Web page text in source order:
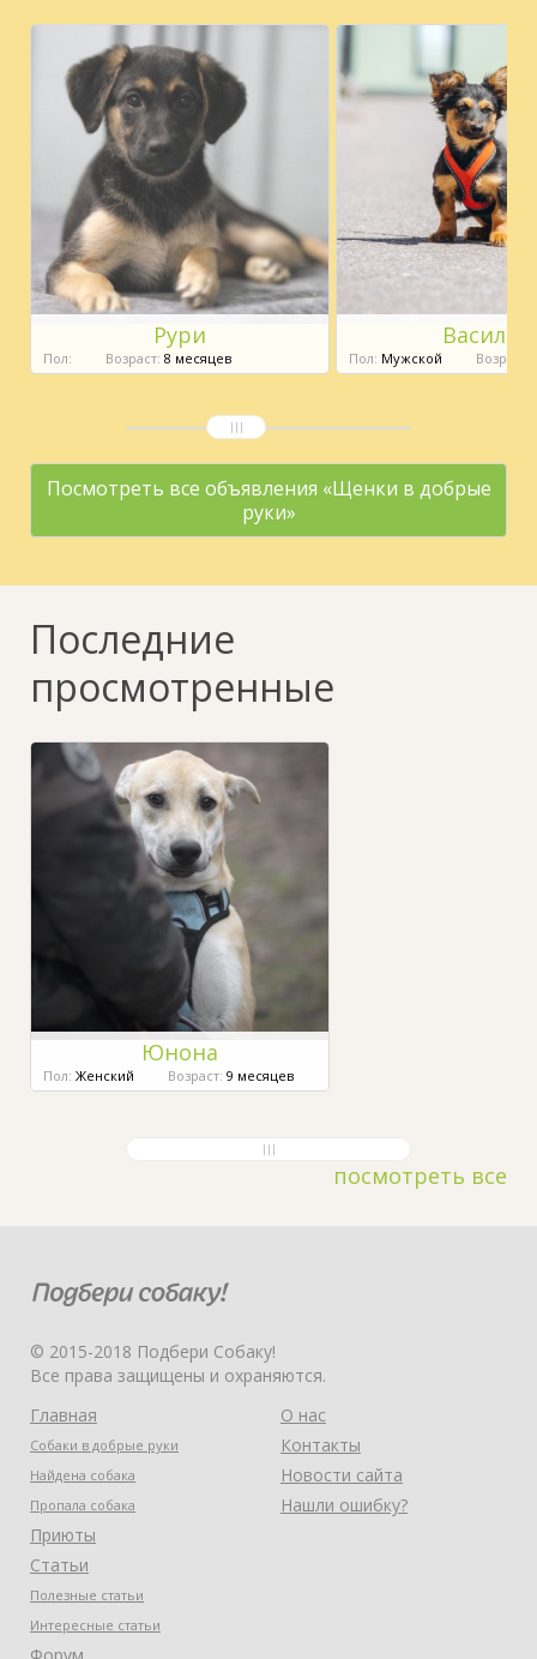
Рури
Пол: Возраст: 8 месяцев
Василек
Пол: Мужской Возраст:
Посмотреть все объявления «Щенки в добрые
руки»
Последние
просмотренные
Юнона
Пол: Женский Возраст: 9 месяцев
посмотреть все
© 2015-2018 Подбери Собаку!
Все права защищены и охраняются.
Главная
Собаки в добрые руки
Найдена собака
Пропала собака
Приюты
Статьи
Полезные статьи
Интересные статьи
О нас
Контакты
Новости сайта
Нашли ошибку?